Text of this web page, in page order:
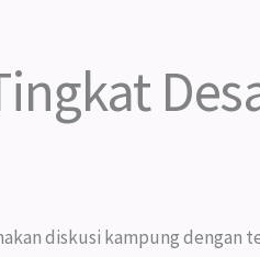
diskusi kampung